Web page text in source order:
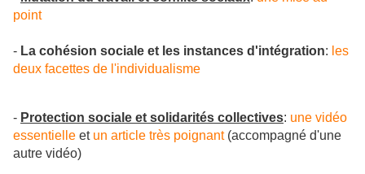
point
- La cohésion sociale et les instances d'intégration: les
deux facettes de l'individualisme
- Protection sociale et solidarités collectives: une vidéo
essentielle et un article très poignant(accompagné d'une
autre vidéo)